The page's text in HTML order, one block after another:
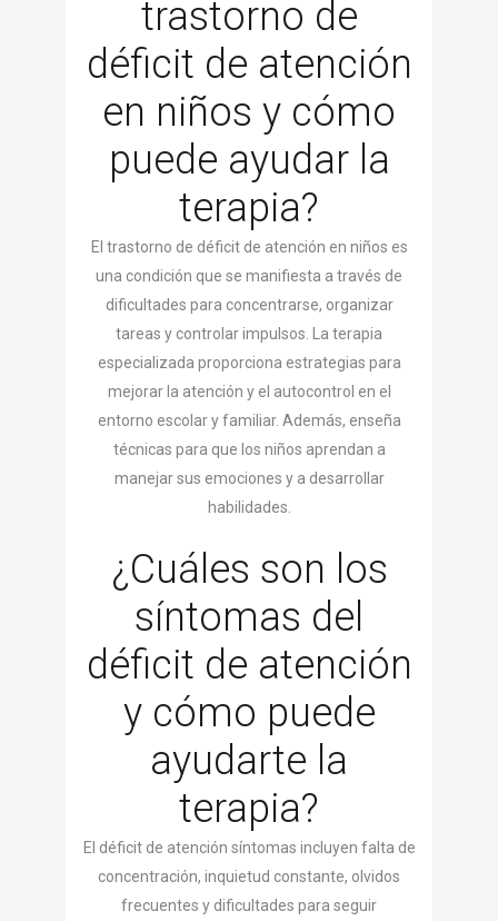
trastorno de
déficit de atención
en niños y cómo
puede ayudar la
terapia?
El trastorno de déficit de atención en niños es
una condición que se manifiesta a través de
dificultades para concentrarse, organizar
tareas y controlar impulsos. La terapia
especializada proporciona estrategias para
mejorar la atención y el autocontrol en el
entorno escolar y familiar. Además, enseña
técnicas para que los niños aprendan a
manejar sus emociones y a desarrollar
habilidades.
¿Cuáles son los
síntomas del
déficit de atención
y cómo puede
ayudarte la
terapia?
El déficit de atención síntomas incluyen falta de
concentración, inquietud constante, olvidos
frecuentes y dificultades para seguir